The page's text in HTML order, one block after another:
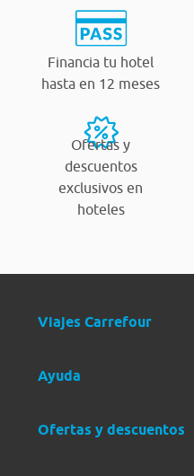
Financia tu hotel
hasta en 12 meses
Ofertas y
descuentos
exclusivos en
hoteles
Viajes Carrefour
Ayuda
Ofertas y descuentos